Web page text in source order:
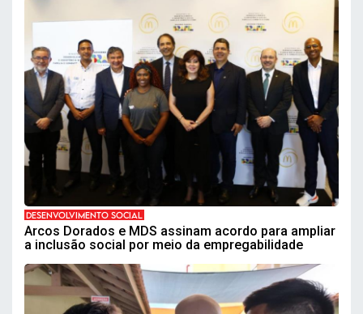
DESENVOLVIMENTO SOCIAL
Arcos Dorados e MDS assinam acordo para ampliar
a inclusão social por meio da empregabilidade